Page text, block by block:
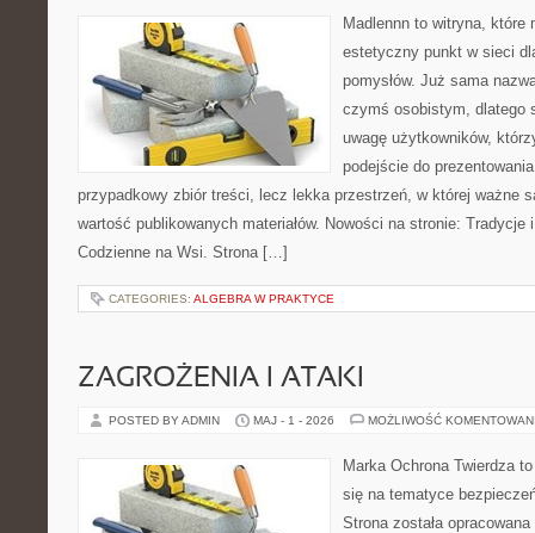
Madlennn to witryna, które
estetyczny punkt w sieci
pomysłów. Już sama
czymś osobistym, dlatego
uwagę użytkowników,
podejście do
przypadkowy zbiór treści, lecz lekka przestrzeń, w której ważne
wartość publikowanych materiałów. Nowości na stronie:
Codzienne na Wsi. Strona […]
CATEGORIES: ALGEBRA W PRAKTYCE
ZAGROŻENIA I ATAKI
POSTED BY ADMIN MAJ - 1 - 2026 MOŻLIWOŚĆ
Marka Ochrona Twierdza
się na tematyce
Strona została